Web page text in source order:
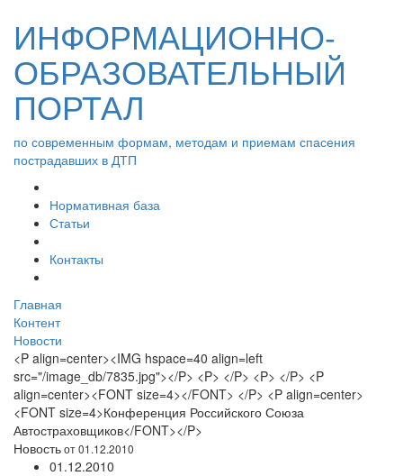
ИНФОРМАЦИОННО-
ОБРАЗОВАТЕЛЬНЫЙ
ПОРТАЛ
по современным формам, методам и приемам спасения
пострадавших в ДТП
Нормативная база
Статьи
Контакты
Главная
Контент
Новости
<P align=center><IMG hspace=40 align=left
src="/image_db/7835.jpg"></P> <P> </P> <P> </P> <P
align=center><FONT size=4></FONT> </P> <P align=center>
<FONT size=4>Конференция Российского Союза
Автостраховщиков</FONT></P>
Новостьот 01.12.2010
01.12.2010